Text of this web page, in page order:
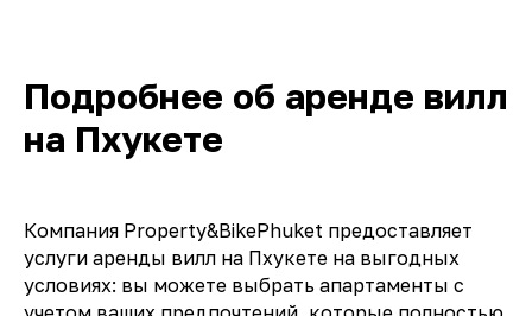
Подробнее об аренде вилл
на Пхукете
Компания Property&BikePhuket предоставляет
услуги аренды вилл на Пхукете на выгодных
условиях: вы можете выбрать апартаменты с